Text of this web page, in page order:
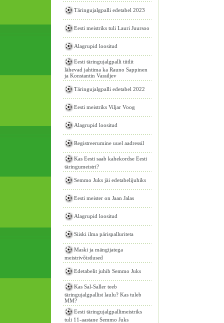
Täringujalgpalli edetabel 2023
Eesti meistriks tuli Lauri Juursoo
Alagrupid loositud
Eesti täringujalgpalli tiitlit
lähevad jahtima ka Rauno Sappinen
ja Konstantin Vassiljev
Täringujalgpalli edetabel 2022
Eesti meistriks Viljar Voog
Alagrupid loositud
Registreerumine uuel aadressil
Kas Eesti saab kahekordse Eesti
täringumeistri?
Semmo Juks jäi edetabelijuhiks
Eesti meister on Jaan Jalas
Alagrupid loositud
Siiski ilma pärispalluriteta
Maski ja mängijatega
meistrivõistlused
Edetabelit juhib Semmo Juks
Kas Sal-Saller teeb
täringujalgpallist laulu? Kas tuleb
MM?
Eesti täringujalgpallimeistriks
tuli 11-aastane Semmo Juks